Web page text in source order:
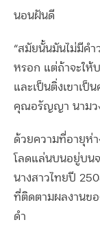
นอนฝันดี
“สมัยนั้นมันไม่มีค
หรอก แต่ถ้าจะให้
และเป็นติ่งเขาเป็
คุณอรัญญา นามว
ด้วยความที่อายุห่
โลดแล่นบนอยู่บน
นางสาวไทยปี
ที่ติดตามผลงานขอ
ดำ